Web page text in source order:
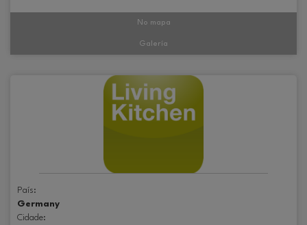
No mapa
Galería
País:
Germany
Cidade: